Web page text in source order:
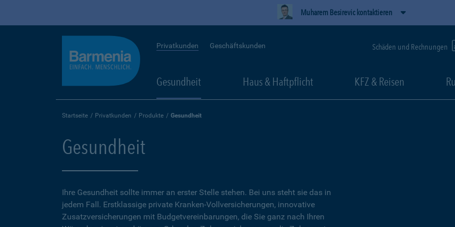
Muharem Besirevic kontaktieren
Privatkunden Geschäftskunden Schäden und Rechnungen
Gesundheit Haus & Haftpflicht KFZ & Reisen
Startseite Privatkunden Produkte Gesundheit
Gesundheit
Ihre Gesundheit sollte immer an erster Stelle stehen. Bei uns steht sie das in
jedem Fall. Erstklassige private Kranken-Vollversicherungen, innovative
Zusatzversicherungen mit Budgetvereinbarungen, die Sie ganz nach Ihren